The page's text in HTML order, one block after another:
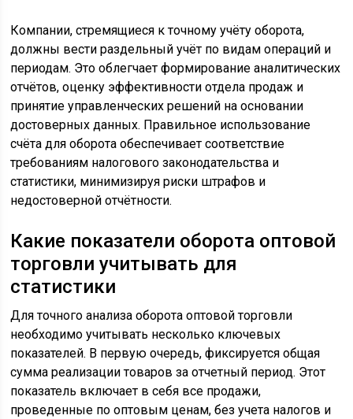
Компании, стремящиеся к точному учёту оборота,
должны вести раздельный учёт по видам операций и
периодам. Это облегчает формирование аналитических
отчётов, оценку эффективности отдела продаж и
принятие управленческих решений на основании
достоверных данных. Правильное использование
счёта для оборота обеспечивает соответствие
требованиям налогового законодательства и
статистики, минимизируя риски штрафов и
недостоверной отчётности.
Какие показатели оборота оптовой
торговли учитывать для
статистики
Для точного анализа оборота оптовой торговли
необходимо учитывать несколько ключевых
показателей. В первую очередь, фиксируется общая
сумма реализации товаров за отчетный период. Этот
показатель включает в себя все продажи,
проведенные по оптовым ценам, без учета налогов и